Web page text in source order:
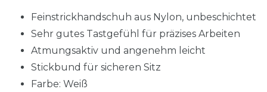
Feinstrickhandschuh aus Nylon, unbeschichtet
Sehr gutes Tastgefühl für präzises Arbeiten
Atmungsaktiv und angenehm leicht
Stickbund für sicheren Sitz
Farbe: Weiß